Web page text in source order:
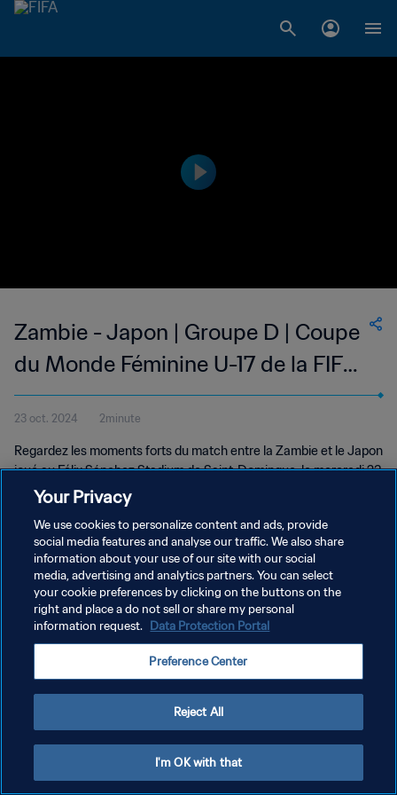
Zambie - Japon | Groupe D | Coupe
du Monde Féminine U-17 de la FIFA,
République dominicaine 2024™ |
Résumé vidéo
23 oct. 2024 2minute
Regardez les moments forts du match entre la Zambie et le Japon
joué au Félix Sánchez Stadium de Saint-Domingue, le mercredi 23
octobre 2024 à 16h00 (heure locale).
POLITIQUE DE CONFIDENTIALITÉ
CONDITIONS D'UTILISATION
GÉRER VOS PRÉFÉRENCES SUR LES COOKIES
Your Privacy
We use cookies to personalize content and ads, provide
social media features and analyse our traffic. We also share
information about your use of our site with our social
media, advertising and analytics partners. You can select
your cookie preferences by clicking on the buttons on the
right and place a do not sell or share my personal
information request. Data Protection Portal
Preference Center
Reject All
I'm OK with that